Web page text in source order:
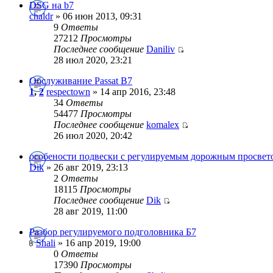
DSG на b7
chaldr» 06 июн 2013, 09:31
9 Ответы
27212 Просмотры
Последнее сообщение Daniliv
28 июл 2020, 23:21
Обслуживание Passat B7
1,2 respectown » 14 апр 2016, 23:48
34 Ответы
54477 Просмотры
Последнее сообщение komalex
26 июл 2020, 20:42
особености подвески с регулируемым дорожным
Dik» 26 авг 2019, 23:13
2 Ответы
18115 Просмотры
Последнее сообщение Dik
28 авг 2019, 11:00
Разбор регулируемого подголовника Б7
Shali » 16 апр 2019, 19:00
0 Ответы
17390 Просмотры